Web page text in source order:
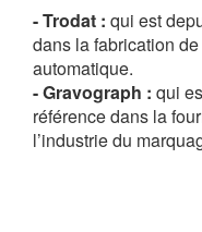
- Trodat : qui est
dans la fabrication
automatique.
- Gravograph : qui
référence dans la
l’industrie du